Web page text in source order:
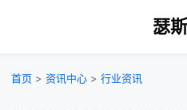
瑟
首页 > 资讯中心 > 行业资讯